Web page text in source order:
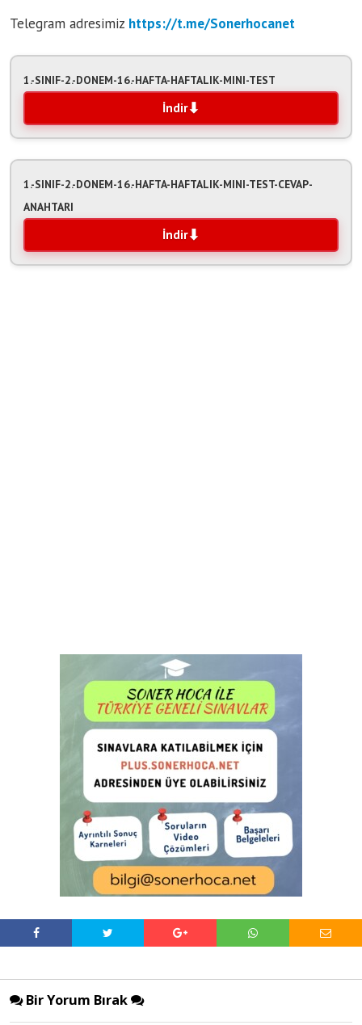
Telegram adresimiz https://t.me/Sonerhocanet
1.-SINIF-2.-DONEM-16.-HAFTA-HAFTALIK-MINI-TEST
İndir
1.-SINIF-2.-DONEM-16.-HAFTA-HAFTALIK-MINI-TEST-CEVAP-
ANAHTARI
İndir
Bir Yorum Bırak